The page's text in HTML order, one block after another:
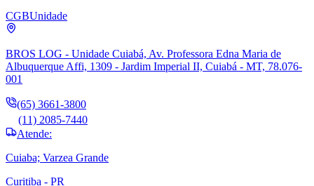
CGBUnidade
BROS LOG - Unidade Cuiabá, Av. Professora Edna Maria de
Albuquerque Affi, 1309 - Jardim Imperial II, Cuiabá - MT, 78.076-
001
(65) 3661-3800
(11) 2085-7440
Atende:
Cuiaba; Varzea Grande
Curitiba - PR